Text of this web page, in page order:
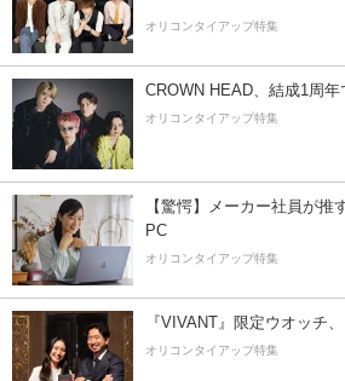
オリコンタイアップ特集
CROWN HEAD、結成1周年
オリコンタイアップ特集
【驚愕】メーカー社員が推
PC
オリコンタイアップ特集
『VIVANT』限定ウオッチ
オリコンタイアップ特集